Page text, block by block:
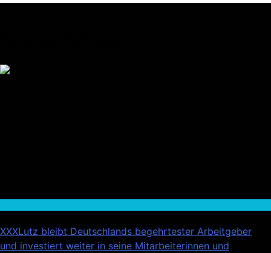
XXXLutz bleibt Deutschlands begehrtester Arbeitgeber
und investiert weiter in seine Mitarbeiterinnen und